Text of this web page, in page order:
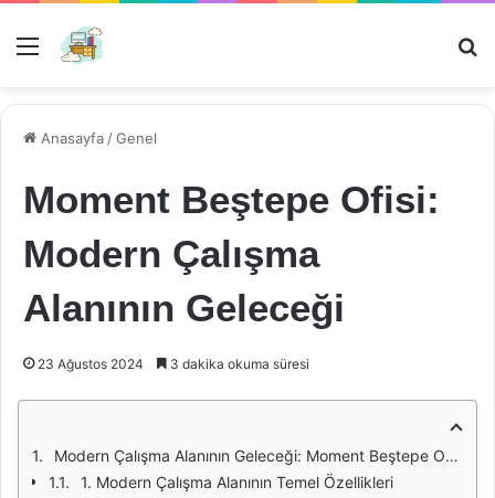
Menü
Anasayfa /Genel
Moment Beştepe Ofisi:
Modern Çalışma
Alanının Geleceği
23 Ağustos 2024 3 dakika okuma süresi
Modern Çalışma Alanının Geleceği: Moment Beştepe Ofisi
1. Modern Çalışma Alanının Temel Özellikleri